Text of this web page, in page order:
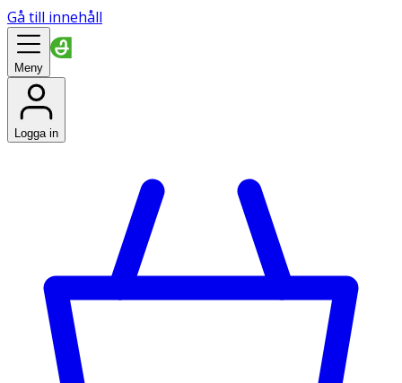
Gå till innehåll
Meny
Logga in